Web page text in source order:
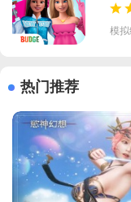
版
模
热门推荐